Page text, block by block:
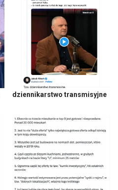
dziennikarstwo transmisyjne